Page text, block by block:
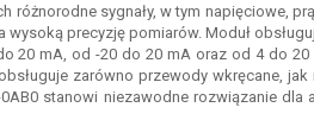
sygnały, w tym napięciowe,
precyzję pomiarów. Moduł
20 mA, od -20 do 20 mA oraz od 4 do
zarówno przewody wkręcane,
stanowi niezawodne rozwiązanie